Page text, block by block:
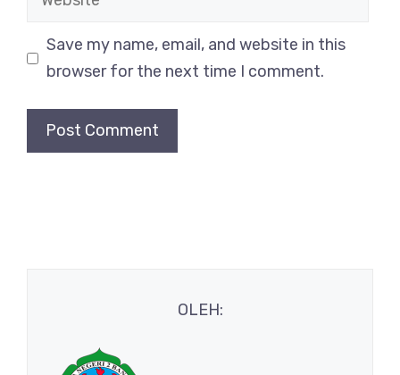
Save my name, email, and website in this
browser for the next time I comment.
OLEH: